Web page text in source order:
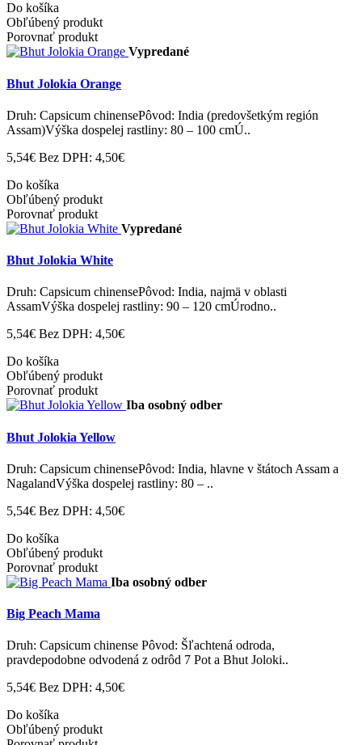
Do košíka
Obľúbený produkt
Porovnať produkt
Vypredané
Bhut Jolokia Orange
Druh: Capsicum chinensePôvod: India (predovšetkým región
Assam)Výška dospelej rastliny: 80 – 100 cmÚ..
5,54€ Bez DPH: 4,50€
Do košíka
Obľúbený produkt
Porovnať produkt
Vypredané
Bhut Jolokia White
Druh: Capsicum chinensePôvod: India, najmä v oblasti
AssamVýška dospelej rastliny: 90 – 120 cmÚrodno..
5,54€ Bez DPH: 4,50€
Do košíka
Obľúbený produkt
Porovnať produkt
Iba osobný odber
Bhut Jolokia Yellow
Druh: Capsicum chinensePôvod: India, hlavne v štátoch Assam a
NagalandVýška dospelej rastliny: 80 – ..
5,54€ Bez DPH: 4,50€
Do košíka
Obľúbený produkt
Porovnať produkt
Iba osobný odber
Big Peach Mama
Druh: Capsicum chinense Pôvod: Šľachtená odroda,
pravdepodobne odvodená z odrôd 7 Pot a Bhut Joloki..
5,54€ Bez DPH: 4,50€
Do košíka
Obľúbený produkt